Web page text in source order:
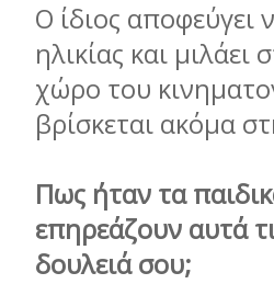
Ο ίδιος αποφεύγει
ηλικίας και μιλάει
χώρο του
βρίσκεται ακόμα
Πως ήταν τα
επηρεάζουν αυτά
δουλειά σου;